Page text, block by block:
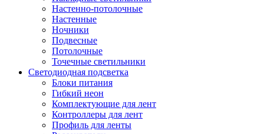
Настенно-потолочные
Настенные
Ночники
Подвесные
Потолочные
Точечные светильники
Светодиодная подсветка
Блоки питания
Гибкий неон
Комплектующие для лент
Контроллеры для лент
Профиль для ленты